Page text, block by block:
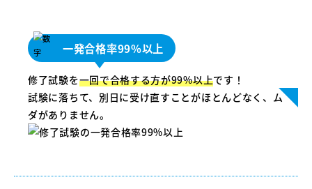
一発合格率99%以上
修了試験を一回で合格する方が99%以上です！
試験に落ちて、別日に受け直すことがほとんどなく、ム
ダがありません。